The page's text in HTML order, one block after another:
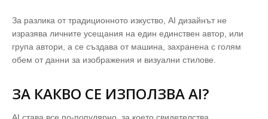
За разлика от традиционното изкуство, AI дизайнът не
изразява личните усещания на един единствен автор, или
група автори, а се създава от машина, захранена с голям
обем от данни за изображения и визуални стилове.
ЗА КАКВО СЕ ИЗПОЛЗВА AI?